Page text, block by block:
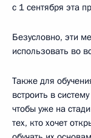
с 1 сентября эта
Безусловно, эти
использовать во
Также для
встроить в
чтобы уже на
тех, кто хочет